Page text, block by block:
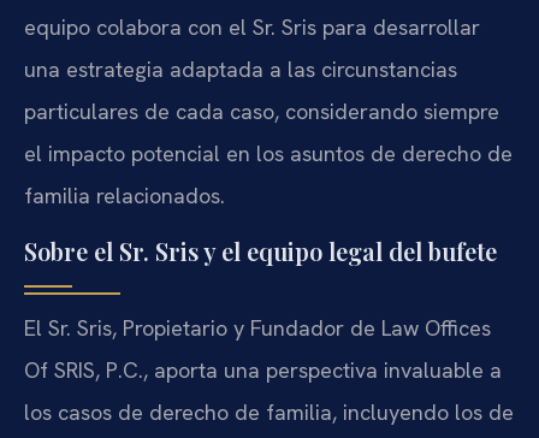
equipo colabora con el Sr. Sris para desarrollar
una estrategia adaptada a las circunstancias
particulares de cada caso, considerando siempre
el impacto potencial en los asuntos de derecho de
familia relacionados.
Sobre el Sr. Sris y el equipo legal del bufete
El Sr. Sris, Propietario y Fundador de Law Offices
Of SRIS, P.C., aporta una perspectiva invaluable a
los casos de derecho de familia, incluyendo los de